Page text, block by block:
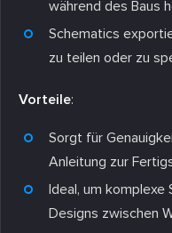
während des Baus
Schematics
zu teilen oder zu
Vorteile:
Sorgt für
Anleitung zur
Ideal, um komplexe
Designs zwischen